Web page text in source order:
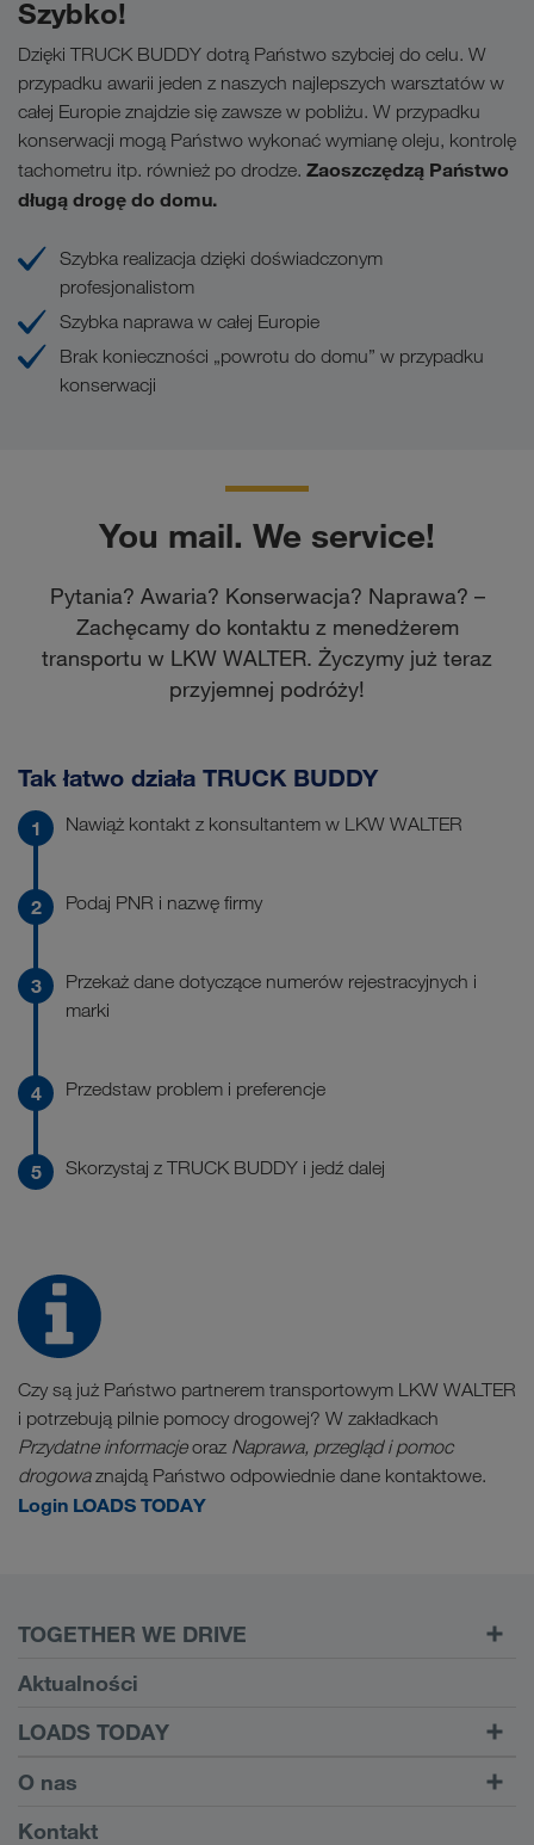
Szybko!
Dzięki TRUCK BUDDY dotrą Państwo szybciej do celu. W
przypadku awarii jeden z naszych najlepszych warsztatów w
całej Europie znajdzie się zawsze w pobliżu. W przypadku
konserwacji mogą Państwo wykonać wymianę oleju, kontrolę
tachometru itp. również po drodze. Zaoszczędzą Państwo
długą drogę do domu.
Szybka realizacja dzięki doświadczonym
profesjonalistom
Szybka naprawa w całej Europie
Brak konieczności „powrotu do domu” w przypadku
konserwacji
You mail. We service!
Pytania? Awaria? Konserwacja? Naprawa? –
Zachęcamy do kontaktu z menedżerem
transportu w LKW WALTER. Życzymy już teraz
przyjemnej podróży!
Tak łatwo działa TRUCK BUDDY
Nawiąż kontakt z konsultantem w LKW WALTER
Podaj PNR i nazwę firmy
Przekaż dane dotyczące numerów rejestracyjnych i
marki
Przedstaw problem i preferencje
Skorzystaj z TRUCK BUDDY i jedź dalej
Czy są już Państwo partnerem transportowym LKW WALTER
i potrzebują pilnie pomocy drogowej? W zakładkach
Przydatne informacjeoraz Naprawa, przegląd i pomoc
drogowaznajdą Państwo odpowiednie dane kontaktowe.
Login LOADS TODAY
TOGETHER WE DRIVE
WE LOAD
Carrier Services
Onboarding
Aktualności
LOADS TODAY
Znajdź transport w
LOADS TODAY
Więcej informacji
Do logowania
O nas
Informacje o firmie
Kontakt